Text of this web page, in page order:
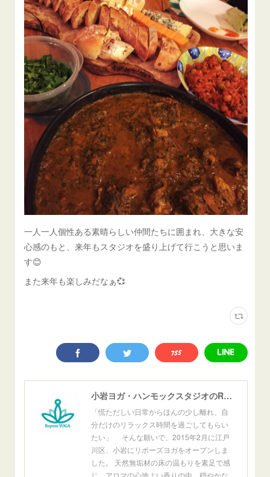
一人一人個性ある素晴らしい仲間たちに囲まれ、大きな安
心感のもと、来年もスタジオを盛り上げて行こうと思いま
す😊
また来年も楽しみだなぁ💞
小岩ヨガ・ハンモックスタジオのReposeYoga小岩
「慌ただしい日常からほんの少し離れ、自
分だけのリラックス時間を過ごしてもらい
たい」 そんな願いで、2015年2月に江戸
川区、小岩にリポーズヨガをオープンしま
した。 天然無垢材の床の温もりを素足で感